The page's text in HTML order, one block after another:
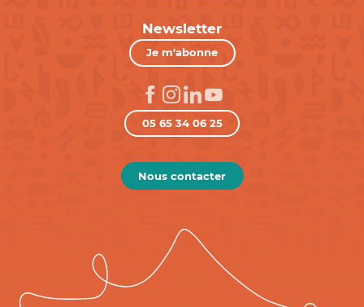
Newsletter
Je m'abonne
05 65 34 06 25
Nous contacter